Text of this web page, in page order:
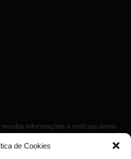
de Cookies
informações e notícias direto